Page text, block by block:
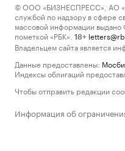
© ООО «БИЗНЕСПРЕСС», АО
службой по надзору в сфере
массовой информации
пометкой «РБК».
18+
Владельцем сайта является
Данные предоставлены:
Индексы облигаций
Чтобы отправить редакции
Информация об